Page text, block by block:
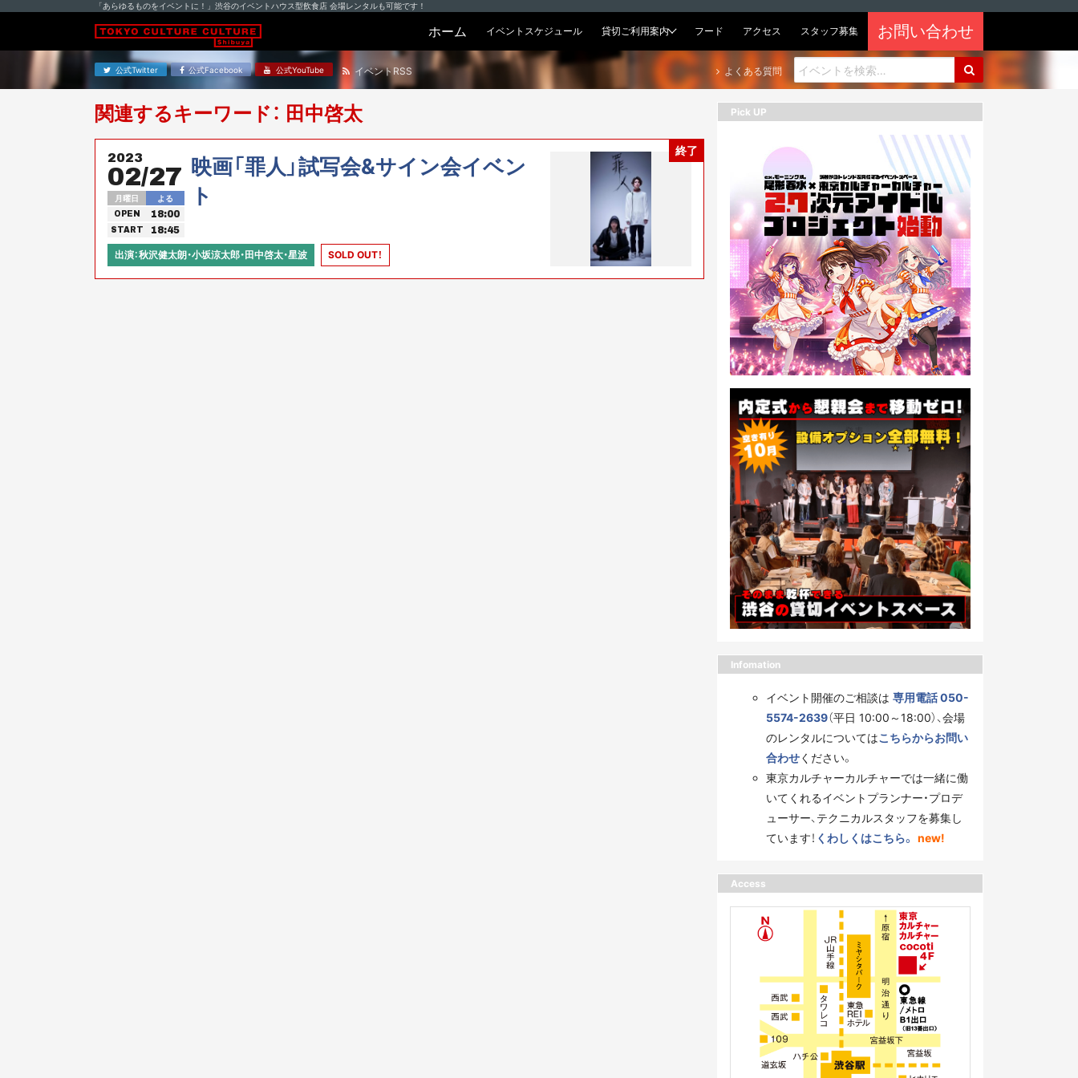
「あらゆるものをイベントに！」渋谷のイベントハウス型飲食店 会場レンタルも可能です！
ホーム イベントスケジュール 貸切ご利用案内 フード アクセス スタッフ募集 お問い合わせ
公式Twitter 公式Facebook 公式YouTube イベントRSS よくある質問
関連するキーワード： 田中啓太
終了
2023
02/27
月曜日 よる
OPEN 18:00
START 18:45
映画「罪人」試写会&サイン会イベン
ト
出演：秋沢健太朗・小坂涼太郎・田中啓太・星波 SOLD OUT！
Pick UP
Infomation
イベント開催のご相談は 専用電話 050-
5574-2639（平日 10:00～18:00）、会場
のレンタルについてはこちらからお問い
合わせください。
東京カルチャーカルチャーでは一緒に働
いてくれるイベントプランナー・プロデ
ューサー、テクニカルスタッフを募集し
ています！ くわしくはこちら。 new!
Access